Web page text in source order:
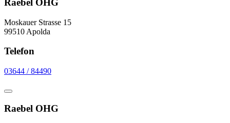
Raebel OHG
Moskauer Strasse 15
99510 Apolda
Telefon
03644 / 84490
Raebel OHG